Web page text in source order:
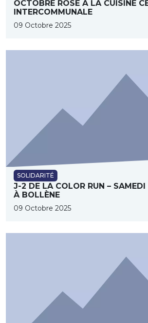
OCTOBRE ROSE À LA CUISINE
INTERCOMMUNALE
09 Octobre 2025
SOLIDARITÉ
J-2 DE LA COLOR RUN – SAMEDI
À BOLLÈNE
09 Octobre 2025